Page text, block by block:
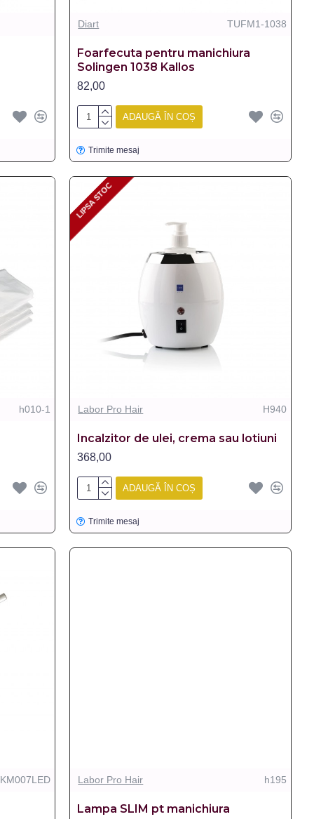
Diart TUFM1-1038
Foarfecuta pentru manichiura
Solingen 1038 Kallos
82,00
ADAUGĂ ÎN COȘ
Trimite mesaj
h010-1
LIPSA STOC
LIPSA STOC
Labor Pro Hair H940
Incalzitor de ulei, crema sau lotiuni
368,00
ADAUGĂ ÎN COȘ
Trimite mesaj
Labor Pro Hair h195
Lampa SLIM pt manichiura